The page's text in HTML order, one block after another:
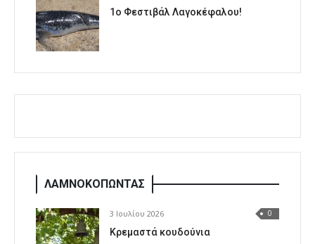
1o Φεστιβάλ Λαγοκέφαλου!
ΛΑΜΝΟΚΟΠΩΝΤΑΣ
3 Ιουλίου 2026 0
Κρεμαστά κουδούνια